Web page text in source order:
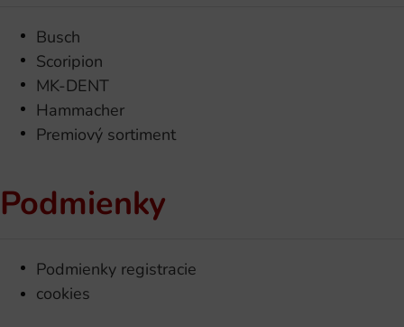
Busch
Scoripion
MK-DENT
Hammacher
Premiový sortiment
Podmienky
Podmienky registracie
cookies